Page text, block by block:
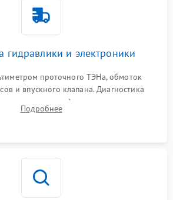
гидравлики и электроники
проточного ТЭНа, обмоток
и впускного клапана. Диагностика
уровня воды), датчика мутности,
и электронного модуля управления.
Подробнее